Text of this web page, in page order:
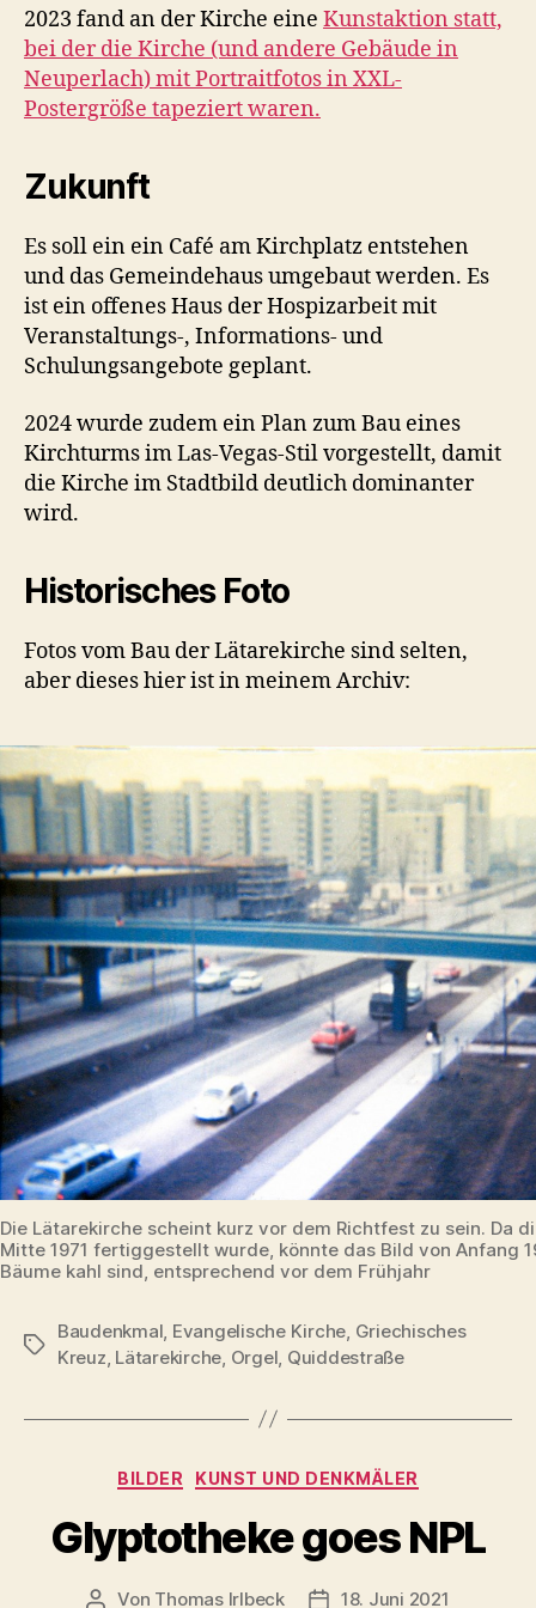
2023 fand an der Kirche eine Kunstaktion statt,
bei der die Kirche (und andere Gebäude in
Neuperlach) mit Portraitfotos in XXL-
Postergröße tapeziert waren.
Zukunft
Es soll ein ein Café am Kirchplatz entstehen
und das Gemeindehaus umgebaut werden. Es
ist ein offenes Haus der Hospizarbeit mit
Veranstaltungs-, Informations- und
Schulungsangebote geplant.
2024 wurde zudem ein Plan zum Bau eines
Kirchturms im Las-Vegas-Stil vorgestellt, damit
die Kirche im Stadtbild deutlich dominanter
wird.
Historisches Foto
Fotos vom Bau der Lätarekirche sind selten,
aber dieses hier ist in meinem Archiv:
Die Lätarekirche scheint kurz vor dem Richtfest zu sein. Da
Mitte 1971 fertiggestellt wurde, könnte das Bild von Anfang
Bäume kahl sind, entsprechend vor dem Frühjahr
Schlagwörter
Baudenkmal Evangelische Kirche Griechisches
Kreuz Lätarekirche Orgel Quiddestraße
Kategorien
BILDER KUNST UND DENKMÄLER
Glyptotheke goes NPL
Beitragsautor
Von Thomas Irlbeck Veröffentlichungsdatum
18. Juni 2021